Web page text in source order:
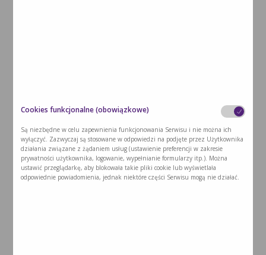
Cookies funkcjonalne (obowiązkowe)
Są niezbędne w celu zapewnienia funkcjonowania Serwisu i nie można ich
wyłączyć. Zazwyczaj są stosowane w odpowiedzi na podjęte przez Użytkownika
działania związane z żądaniem usług (ustawienie preferencji w zakresie
prywatności użytkownika, logowanie, wypełnianie formularzy itp.). Można
ustawić przeglądarkę, aby blokowała takie pliki cookie lub wyświetlała
odpowiednie powiadomienia, jednak niektóre części Serwisu mogą nie działać.